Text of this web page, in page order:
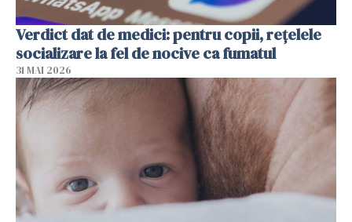
Verdict dat de medici: pentru copii, rețelele
socializare la fel de nocive ca fumatul
31 MAI 2026